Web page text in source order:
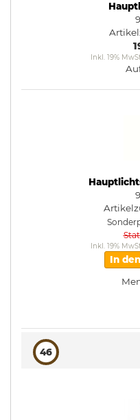
Inkl. 19%
Inkl. 19%
In
46